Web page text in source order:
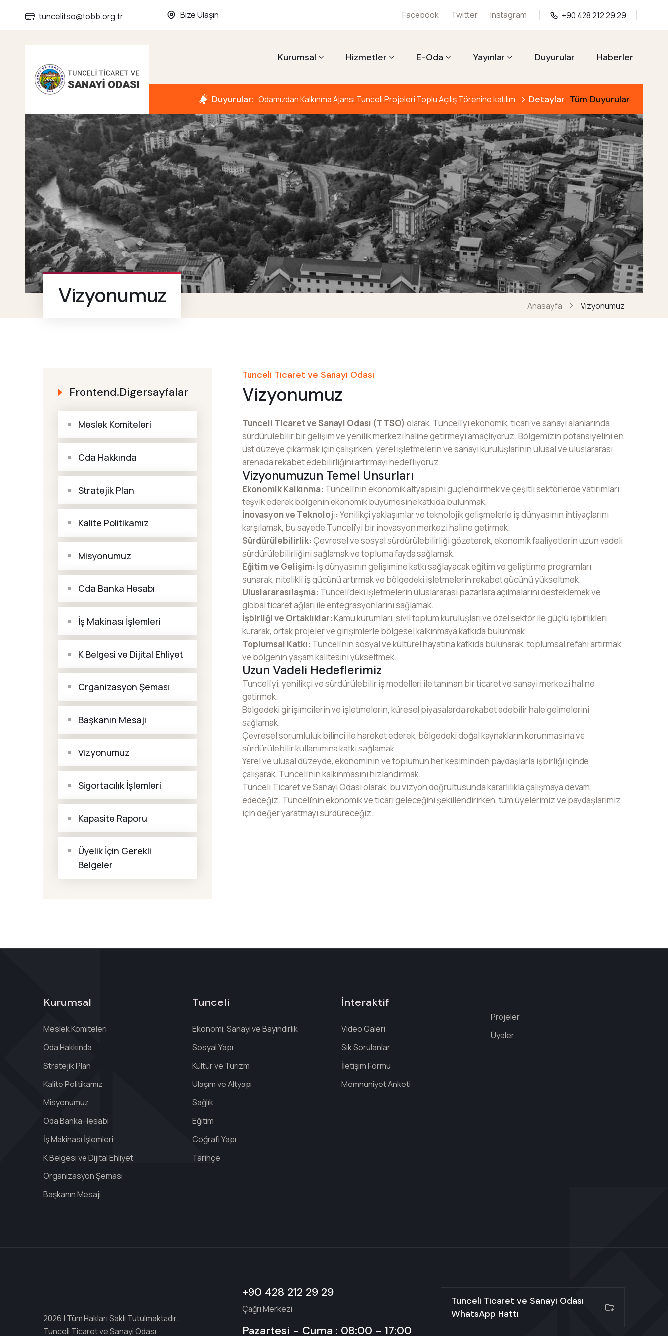
tuncelitso@tobb.org.tr Bize Ulaşın Facebook Twitter Instagram +90 428 212 29 29
Kurumsal Hizmetler E-Oda Yayınlar Duyurular Haberler
Duyurular: Odamızdan Kalkınma Ajansı Tunceli Projeleri Toplu Açılış Törenine katılım Detaylar Tüm Duyurular
Vizyonumuz Anasayfa Vizyonumuz
Frontend.digersayfalar
Meslek Komiteleri
Oda Hakkında
Stratejik Plan
Kalite Politikamız
Misyonumuz
Oda Banka Hesabı
İş Makinası İşlemleri
K Belgesi ve Dijital Ehliyet
Organizasyon Şeması
Başkanın Mesajı
Vizyonumuz
Sigortacılık İşlemleri
Kapasite Raporu
Üyelik İçin Gerekli
Belgeler
Tunceli Ticaret ve Sanayi Odası
Vizyonumuz
Tunceli Ticaret ve Sanayi Odası (TTSO) olarak, Tunceli'yi ekonomik, ticari ve sanayi alanlarında
sürdürülebilir bir gelişim ve yenilik merkezi haline getirmeyi amaçlıyoruz. Bölgemizin potansiyelini en
üst düzeye çıkarmak için çalışırken, yerel işletmelerin ve sanayi kuruluşlarının ulusal ve uluslararası
arenada rekabet edebilirliğini artırmayı hedefliyoruz.
Vizyonumuzun Temel Unsurları
Ekonomik Kalkınma: Tunceli'nin ekonomik altyapısını güçlendirmek ve çeşitli sektörlerde yatırımları
teşvik ederek bölgenin ekonomik büyümesine katkıda bulunmak.
İnovasyon ve Teknoloji:Yenilikçi yaklaşımlar ve teknolojik gelişmelerle iş dünyasının ihtiyaçlarını
karşılamak, bu sayede Tunceli'yi bir inovasyon merkezi haline getirmek.
Sürdürülebilirlik:Çevresel ve sosyal sürdürülebilirliği gözeterek, ekonomik faaliyetlerin uzun vadeli
sürdürülebilirliğini sağlamak ve topluma fayda sağlamak.
Eğitim ve Gelişim: İş dünyasının gelişimine katkı sağlayacak eğitim ve geliştirme programları
sunarak, nitelikli iş gücünü artırmak ve bölgedeki işletmelerin rekabet gücünü yükseltmek.
Uluslararasılaşma: Tunceli'deki işletmelerin uluslararası pazarlara açılmalarını desteklemek ve
global ticaret ağları ile entegrasyonlarını sağlamak.
İşbirliği ve Ortaklıklar:Kamu kurumları, sivil toplum kuruluşları ve özel sektör ile güçlü işbirlikleri
kurarak, ortak projeler ve girişimlerle bölgesel kalkınmaya katkıda bulunmak.
Toplumsal Katkı: Tunceli'nin sosyal ve kültürel hayatına katkıda bulunarak, toplumsal refahı artırmak
ve bölgenin yaşam kalitesini yükseltmek.
Uzun Vadeli Hedeflerimiz
Tunceli'yi, yenilikçi ve sürdürülebilir iş modelleri ile tanınan bir ticaret ve sanayi merkezi haline
getirmek.
Bölgedeki girişimcilerin ve işletmelerin, küresel piyasalarda rekabet edebilir hale gelmelerini
sağlamak.
Çevresel sorumluluk bilinci ile hareket ederek, bölgedeki doğal kaynakların korunmasına ve
sürdürülebilir kullanımına katkı sağlamak.
Yerel ve ulusal düzeyde, ekonominin ve toplumun her kesiminden paydaşlarla işbirliği içinde
çalışarak, Tunceli'nin kalkınmasını hızlandırmak.
Tunceli Ticaret ve Sanayi Odası olarak, bu vizyon doğrultusunda kararlılıkla çalışmaya devam
edeceğiz. Tunceli'nin ekonomik ve ticari geleceğini şekillendirirken, tüm üyelerimiz ve paydaşlarımız
için değer yaratmayı sürdüreceğiz.
Kurumsal
Meslek Komiteleri
Oda Hakkında
Stratejik Plan
Kalite Politikamız
Misyonumuz
Oda Banka Hesabı
İş Makinası İşlemleri
K Belgesi ve Dijital Ehliyet
Organizasyon Şeması
Başkanın Mesajı
Tunceli
Ekonomi, Sanayi ve Bayındırlık
Sosyal Yapı
Kültür ve Turizm
Ulaşım ve Altyapı
Sağlık
Eğitim
Coğrafi Yapı
Tarihçe
İnteraktif
Video Galeri
Sık Sorulanlar
İletişim Formu
Memnuniyet Anketi
Projeler
Üyeler
2026 | Tüm Hakları Saklı Tutulmaktadır.
Tunceli Ticaret ve Sanayi Odası
+90 428 212 29 29
Çağrı Merkezi
Pazartesi - Cuma : 08:00 - 17:00
Tunceli Ticaret ve Sanayi Odası
WhatsApp Hattı